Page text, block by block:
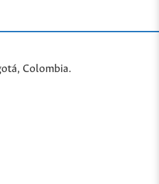
Colombia.